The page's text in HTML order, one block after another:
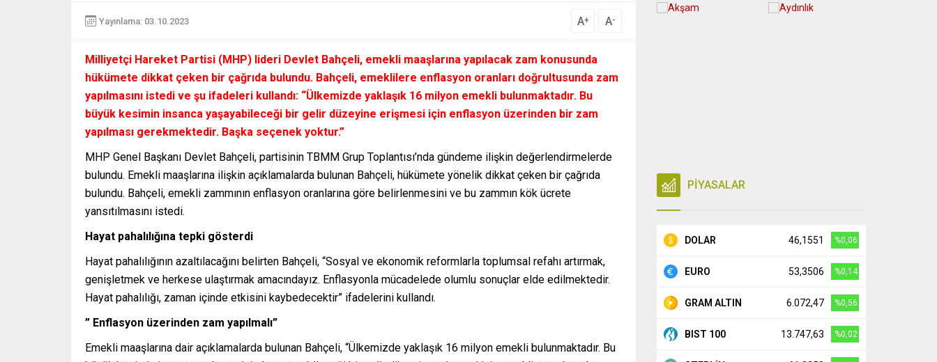
Yayınlama: 03.10.2023 A+ A-
Milliyetçi Hareket Partisi (MHP) lideri Devlet Bahçeli, emekli maaşlarına yapılacak zam konusunda
hükümete dikkat çeken bir çağrıda bulundu. Bahçeli, emeklilere enflasyon oranları doğrultusunda zam
yapılmasını istedi ve şu ifadeleri kullandı: “Ülkemizde yaklaşık 16 milyon emekli bulunmaktadır. Bu
büyük kesimin insanca yaşayabileceği bir gelir düzeyine erişmesi için enflasyon üzerinden bir zam
yapılması gerekmektedir. Başka seçenek yoktur.”
MHP Genel Başkanı Devlet Bahçeli, partisinin TBMM Grup Toplantısı’nda gündeme ilişkin değerlendirmelerde
bulundu. Emekli maaşlarına ilişkin açıklamalarda bulunan Bahçeli, hükümete yönelik dikkat çeken bir çağrıda
bulundu. Bahçeli, emekli zammının enflasyon oranlarına göre belirlenmesini ve bu zammın kök ücrete
yansıtılmasını istedi.
Hayat pahalılığına tepki gösterdi
Hayat pahalılığının azaltılacağını belirten Bahçeli, “Sosyal ve ekonomik reformlarla toplumsal refahı artırmak,
genişletmek ve herkese ulaştırmak amacındayız. Enflasyonla mücadelede olumlu sonuçlar elde edilmektedir.
Hayat pahalılığı, zaman içinde etkisini kaybedecektir” ifadelerini kullandı.
” Enflasyon üzerinden zam yapılmalı”
Emekli maaşlarına dair açıklamalarda bulunan Bahçeli, “Ülkemizde yaklaşık 16 milyon emekli bulunmaktadır. Bu
PİYASALAR
DOLAR 46,1551 %0,06
EURO 53,3506 %0,14
GRAM ALTIN 6.072,47 %0,56
BIST 100 13.747,63 %0,02